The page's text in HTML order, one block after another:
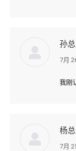
孙总
说:
7月
我刚
杨总
说:
7月